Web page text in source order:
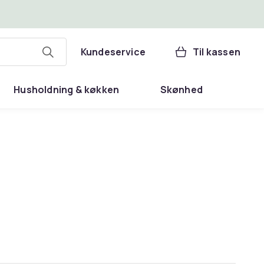
Kundeservice Til kassen
Husholdning & køkken Skønhed